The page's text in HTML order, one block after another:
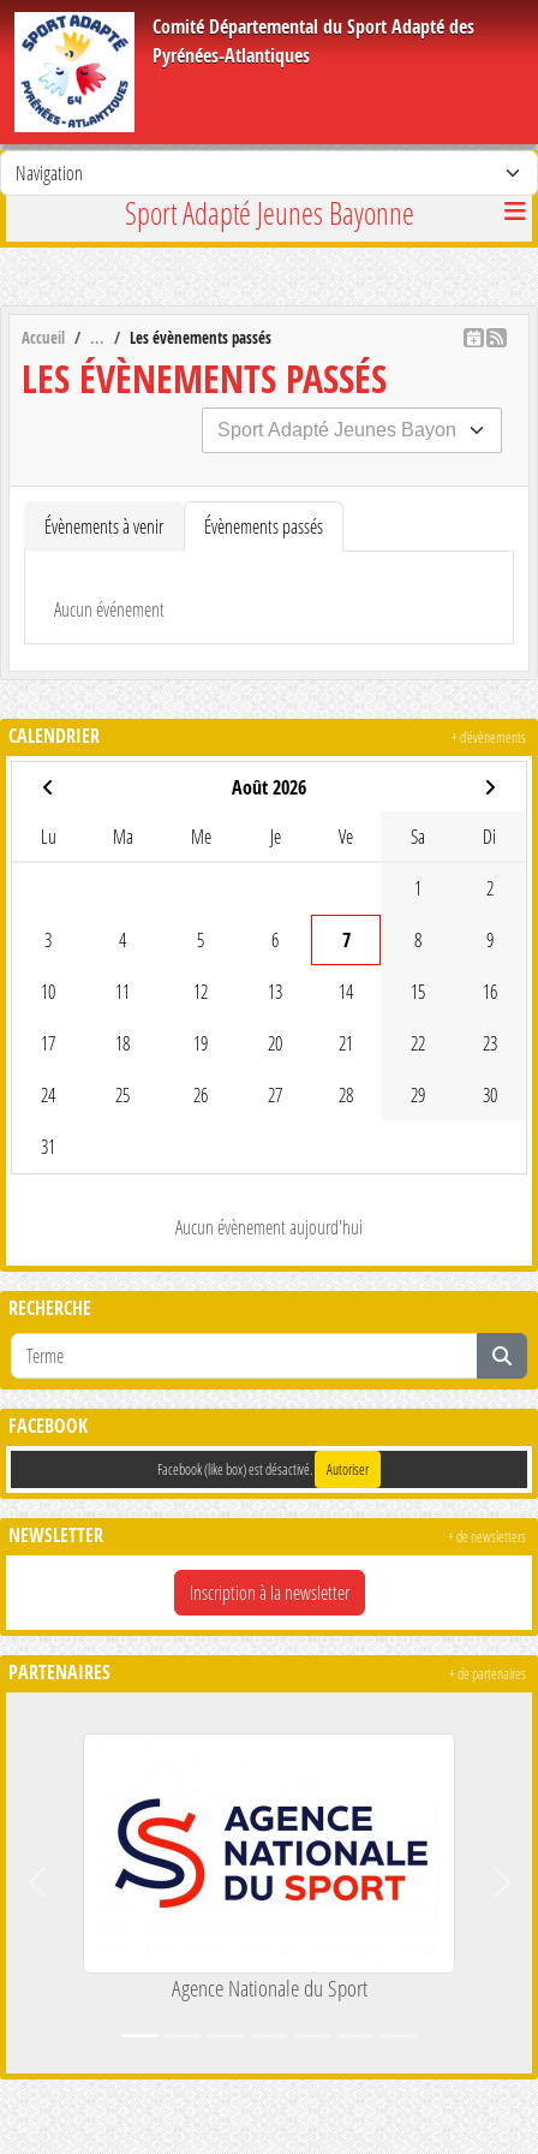
Comité Départemental du Sport Adapté des
Pyrénées-Atlantiques
Sport Adapté Jeunes Bayonne
Accueil Les évènements passés
LES ÉVÈNEMENTS PASSÉS
Évènements à venir Évènements passés
Aucun événement
CALENDRIER
Août 2026
Lu Ma Me Je Ve Sa Di
1 2
3 4 5 6 7 8 9
10 11 12 13 14 15 16
17 18 19 20 21 22 23
24 25 26 27 28 29 30
31
Aucun évènement aujourd'hui
+ d'évènements
RECHERCHE
FACEBOOK
Facebook (like box) est désactivé. Autoriser
NEWSLETTER
Inscription à la newsletter
+ de newsletters
PARTENAIRES
Agence Nationale du Sport
+ de partenaires
Panneau de gestion des cookies